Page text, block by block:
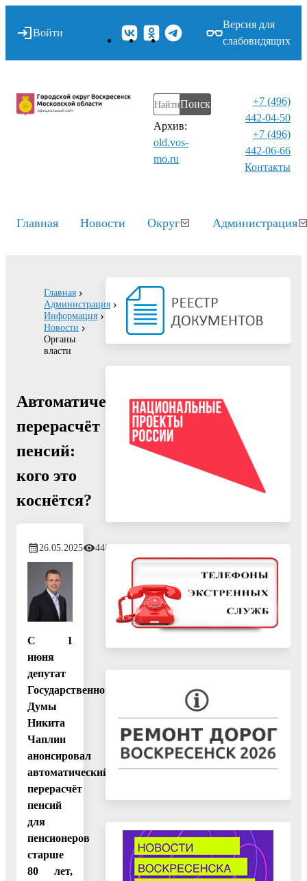
Войти
Версия для
слабовидящих
Поиск
Архив:
old.vos-
mo.ru
+7 (496)
442-04-50
+7 (496)
442-06-66
Контакты⁠
Главная Новости Округ Администрация
Главная
Администрация
Информация
Новости
Органы
власти
Автоматический
перерасчёт
пенсий:
кого это
коснётся?
26.05.2025 440
С 1
июня
депутат
Государственной
Думы
Никита
Чаплин
анонсировал
автоматический
перерасчёт
пенсий
для
пенсионеров
старше
80 лет,